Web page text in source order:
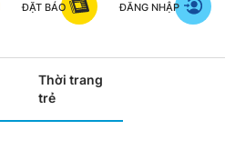
ĐẶT BÁO ĐĂNG NHẬP
Thời trang
trẻ